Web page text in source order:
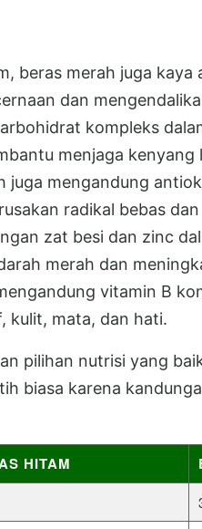
beras merah juga
dan
kompleks
menjaga kenyang
juga mengandung
radikal bebas
zat besi dan zinc
merah dan
vitamin B
kulit, mata, dan hati.
pilihan nutrisi yang
biasa karena
HITAM